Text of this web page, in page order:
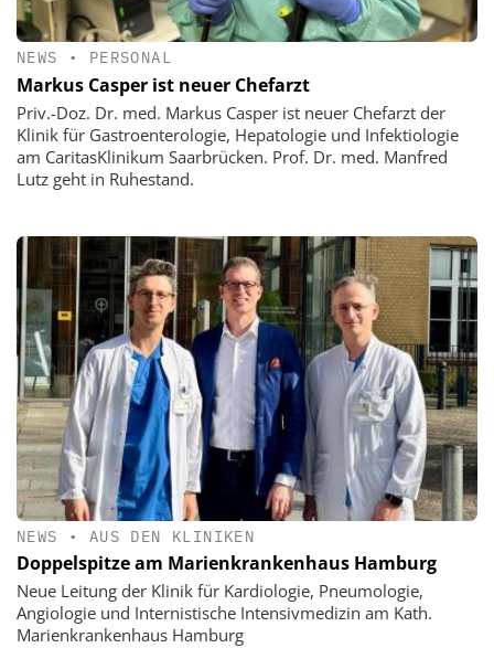
NEWS • PERSONAL
Markus Casper ist neuer Chefarzt
Priv.-Doz. Dr. med. Markus Casper ist neuer Chefarzt der
Klinik für Gastroenterologie, Hepatologie und Infektiologie
am CaritasKlinikum Saarbrücken. Prof. Dr. med. Manfred
Lutz geht in Ruhestand.
NEWS • AUS DEN KLINIKEN
Doppelspitze am Marienkrankenhaus Hamburg
Neue Leitung der Klinik für Kardiologie, Pneumologie,
Angiologie und Internistische Intensivmedizin am Kath.
Marienkrankenhaus Hamburg